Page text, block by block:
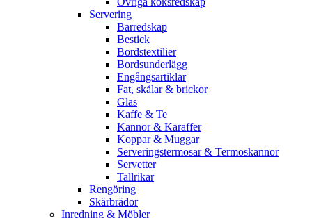
Servering
Barredskap
Bestick
Bordstextilier
Bordsunderlägg
Engångsartiklar
Fat, skålar & brickor
Glas
Kaffe & Te
Kannor & Karaffer
Koppar & Muggar
Serveringstermosar & Termoskannor
Servetter
Tallrikar
Rengöring
Skärbrädor
Inredning & Möbler